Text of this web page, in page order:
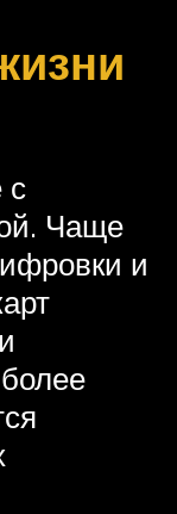
с
Чаще
и